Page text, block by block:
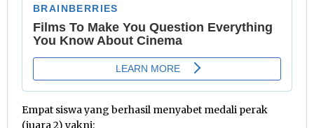
Empat siswa yang berhasil menyabet medali perak
(juara 2) yakni: